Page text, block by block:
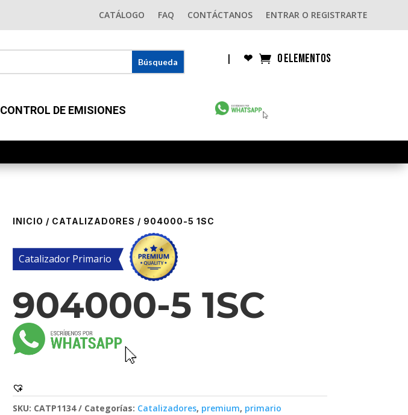
CATÁLOGO FAQ CONTÁCTANOS ENTRAR O REGISTRARTE
| ❤︎ 0 elementos
CONTROL DE EMISIONES
INICIO / CATALIZADORES / 904000-5 1SC
Catalizador Primario
904000-5 1SC
SKU: CATP1134 Categorías: Catalizadores, premium, primario